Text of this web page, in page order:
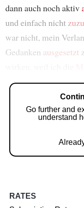
dann auch noch aktiv
und einfach nicht
war nicht, mein
Gedanken ausgesetzt
Go further and
understand
RATES